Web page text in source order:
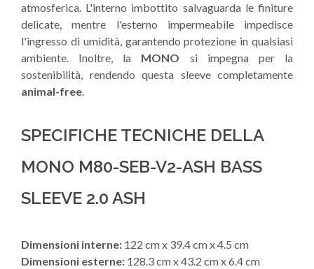
atmosferica. L'interno imbottito salvaguarda le finiture
delicate, mentre l'esterno impermeabile impedisce
l'ingresso di umidità, garantendo protezione in qualsiasi
ambiente. Inoltre, la MONO si impegna per la
sostenibilità, rendendo questa sleeve completamente
animal-free.
SPECIFICHE TECNICHE DELLA
MONO M80-SEB-V2-ASH BASS
SLEEVE 2.0 ASH
Dimensioni interne: 122 cm x 39.4 cm x 4.5 cm
Dimensioni esterne: 128.3 cm x 43.2 cm x 6.4 cm